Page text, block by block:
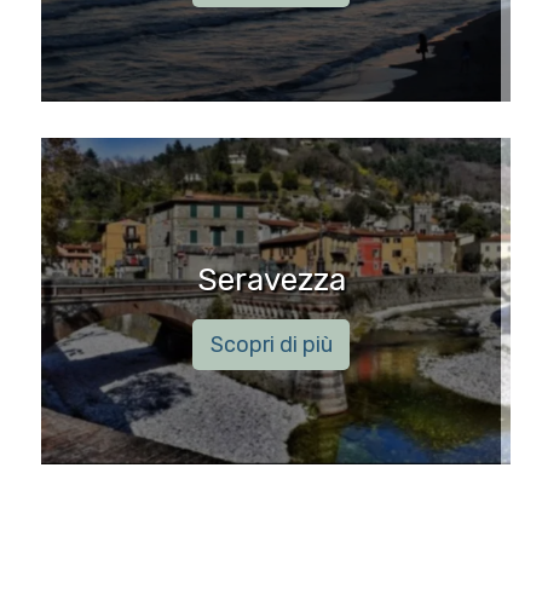
Seravezza
Scopri di più